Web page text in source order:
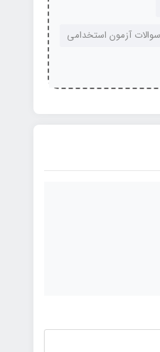
آزمون استخدامی